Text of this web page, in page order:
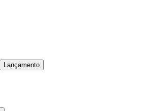
Lançamento